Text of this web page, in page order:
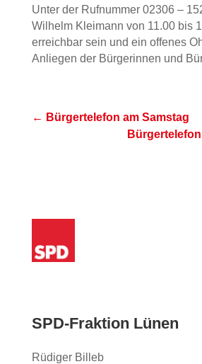
Unter der Rufnummer 02306 –
Wilhelm Kleimann von 11.00 bis
erreichbar sein und ein offenes
Anliegen der Bürgerinnen und
← Bürgertelefon am Samstag
SPD-Fraktion Lünen
Rüdiger Billeb